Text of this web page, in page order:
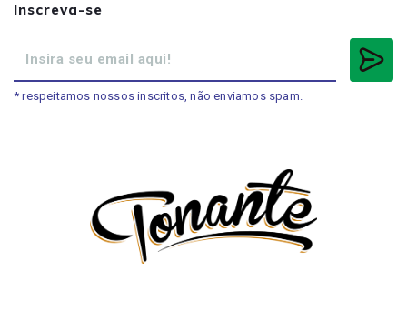
Inscreva-se
* respeitamos nossos inscritos, não enviamos spam.